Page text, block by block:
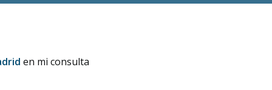
en mi consulta